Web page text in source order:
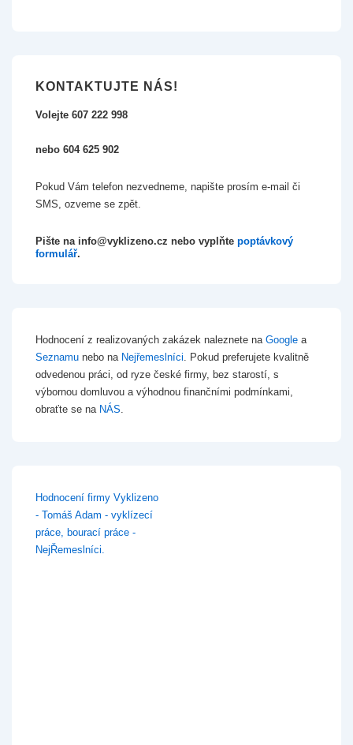
KONTAKTUJTE NÁS!
Volejte 607 222 998
nebo 604 625 902
Pokud Vám telefon nezvedneme, napište prosím e-mail či
SMS, ozveme se zpět.
Pište na info@vyklizeno.cz nebo vyplňte poptávkový
formulář.
Hodnocení z realizovaných zakázek naleznete na Google a
Seznamu nebo na Nejřemeslníci. Pokud preferujete kvalitně
odvedenou práci, od ryze české firmy, bez starostí, s
výbornou domluvou a výhodnou finančními podmínkami,
obraťte se na NÁS.
Hodnocení firmy Vyklizeno
- Tomáš Adam - vyklízecí
práce, bourací práce -
NejŘemeslníci.